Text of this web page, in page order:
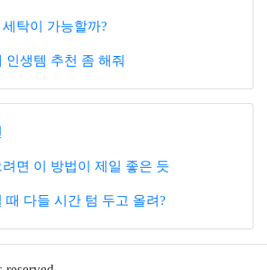
탁이 가능할까?
인생템 추천 좀 해줘
면 이 방법이 제일 좋은 듯
때 다들 시간 텀 두고 올려?